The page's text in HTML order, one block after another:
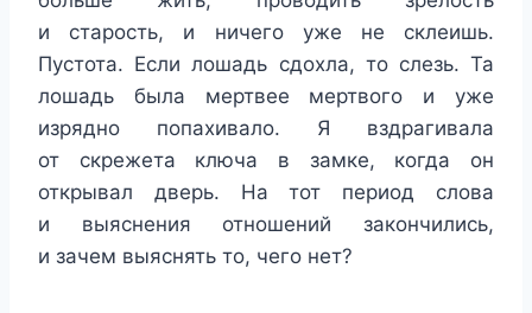
и старость, и ничего уже не склеишь.
Пустота. Если лошадь сдохла, то слезь. Та
лошадь была мертвее мертвого и уже
изрядно попахивало. Я вздрагивала
от скрежета ключа в замке, когда он
открывал дверь. На тот период слова
и выяснения отношений закончились,
и зачем выяснять то, чего нет?